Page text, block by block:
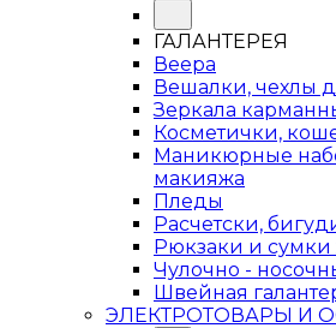
ГАЛАНТЕРЕЯ
Веера
Вешалки, чехлы
Зеркала
Косметички,
Маникюрные
макияжа
Пледы
Расчетски,
Рюкзаки и
Чулочно -
Швейная
ЭЛЕКТРОТОВАРЫ И